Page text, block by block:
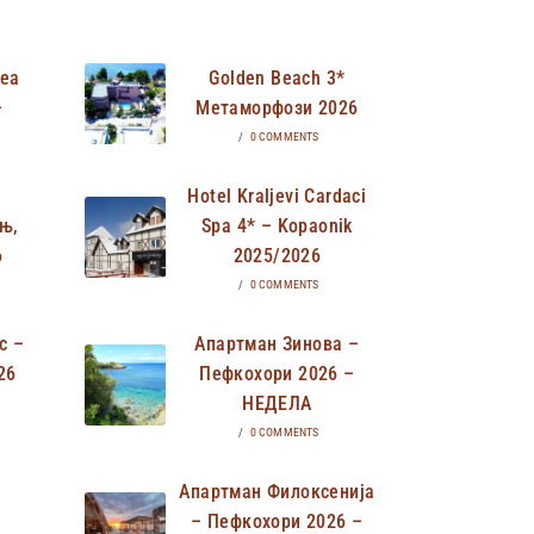
–
Golden Beach 3*
Метаморфози 2026
/ 0 COMMENTS
Hotel Kraljevi Cardaci
Spa 4* – Kopaonik
2025/2026
/ 0 COMMENTS
Апартман Зинова –
Пефкохори 2026 –
НЕДЕЛА
/ 0 COMMENTS
Апартман Филоксенија
– Пефкохори 2026 –